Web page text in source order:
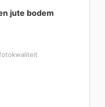
jute bodem